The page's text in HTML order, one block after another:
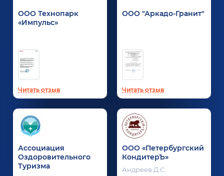
ООО Технопарк
«Импульс»
Читать отзыв
ООО "Аркадо-Гранит"
Читать отзыв
Ассоциация
Оздоровительного
Туризма
ООО «Петербургский
КондитерЪ»
Андреев Д.С.